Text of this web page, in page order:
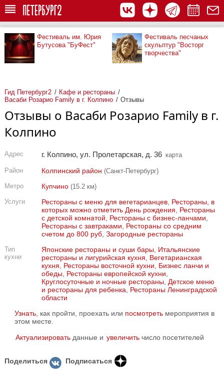
Фестиваль им. Юрия
Бутусова "БуФест"
Фестиваль песчаных
скульптур "Восторг
творчества"
Гид Петербург2
Кафе и рестораны
Васаби Розарио Family в г. Колпино
Отзывы
Отзывы о Васаби Розарио Family в г.
Колпино
Адрес г. Колпино, ул. Пролетарская, д. 36 карта
Район Колпинский район (Санкт-Петербург)
Метро
Купчино (15.2 км)
Услуги
Рестораны с меню для вегетарианцев, Рестораны, в
которых можно отметить День рождения
Рестораны
с детской комнатой
Рестораны с бизнес-ланчами
Рестораны с завтраками
Рестораны со средним
счетом до 800 руб, Загородные рестораны
Тип
кухни
Японские рестораны и суши бары
Итальянские
рестораны и лигурийская кухня
Вегетарианская
кухня
Рестораны восточной кухни
Бизнес ланчи и
обеды
Рестораны европейской кухни
Круглосуточные и ночные рестораны
Детское меню
и рестораны для ребенка
Рестораны Ленинградской
области
Узнать , как пройти, проехать или посмотреть мероприятия в
этом месте.
Актуализировать данные и увеличить число посетителей
Поделиться Подписаться